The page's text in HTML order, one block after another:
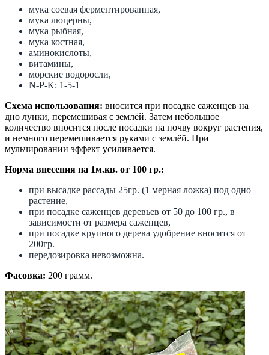
мука соевая ферментированная,
мука люцерны,
мука рыбная,
мука костная,
аминокислоты,
витамины,
морские водоросли,
N-P-K: 1-5-1
Схема использования: вносится при посадке саженцев на
дно лунки, перемешивая с землёй. Затем небольшое
количество вносится после посадки на почву вокруг растения,
и немного перемешивается руками с землёй. При
мульчировании эффект усиливается.
Норма внесения на 1м.кв. от 100 гр.:
при высадке рассады 25гр. (1 мерная ложка) под одно
растение,
при посадке саженцев деревьев от 50 до 100 гр., в
зависимости от размера саженцев,
при посадке крупного дерева удобрение вносится от
200гр.
передозировка невозможна.
Фасовка: 200 грамм.